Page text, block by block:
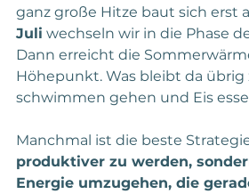
ganz große Hitze baut sich erst
Juli wechseln wir in die Phase
Dann erreicht die
Höhepunkt. Was bleibt da übrig
schwimmen gehen und Eis
Manchmal ist die beste
produktiver zu werden,
Energie umzugehen, die